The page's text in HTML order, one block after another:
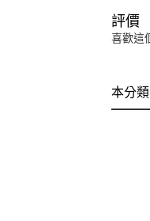
評價
喜歡這
本分